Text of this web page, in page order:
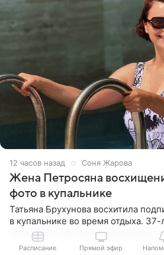
12 часов назад Соня Жарова
Жена Петросяна
фото в купальнике
Татьяна Брухунова восхитила
в купальнике во время отдыха. 37-
Евгения Петросяна опубликовала
котором позирует у бассейна в
Расписание Прямой эфир